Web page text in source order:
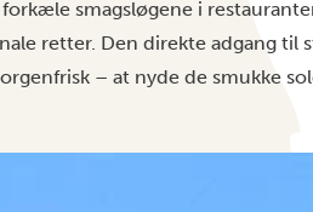
smagsløgene i
retter. Den direkte adgang til
– at nyde de smukke